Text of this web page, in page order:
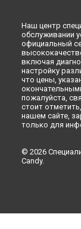
Наш центр
обслуживании
официальный
включая
настройку
что цены,
пожалуйста,
стоит
нашем сайте,
только для
© 2026
Candy.